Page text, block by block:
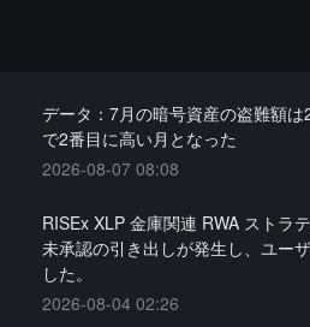
データ：7月の暗号資産の盗難額
で2番目に高い月となった
2026-08-07 08:08
RISEx XLP 金庫関連 RWA ストラ
未承認の引き出しが発生し、ユー
した。
2026-08-04 02:26